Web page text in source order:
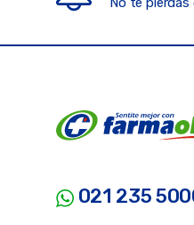
021 235